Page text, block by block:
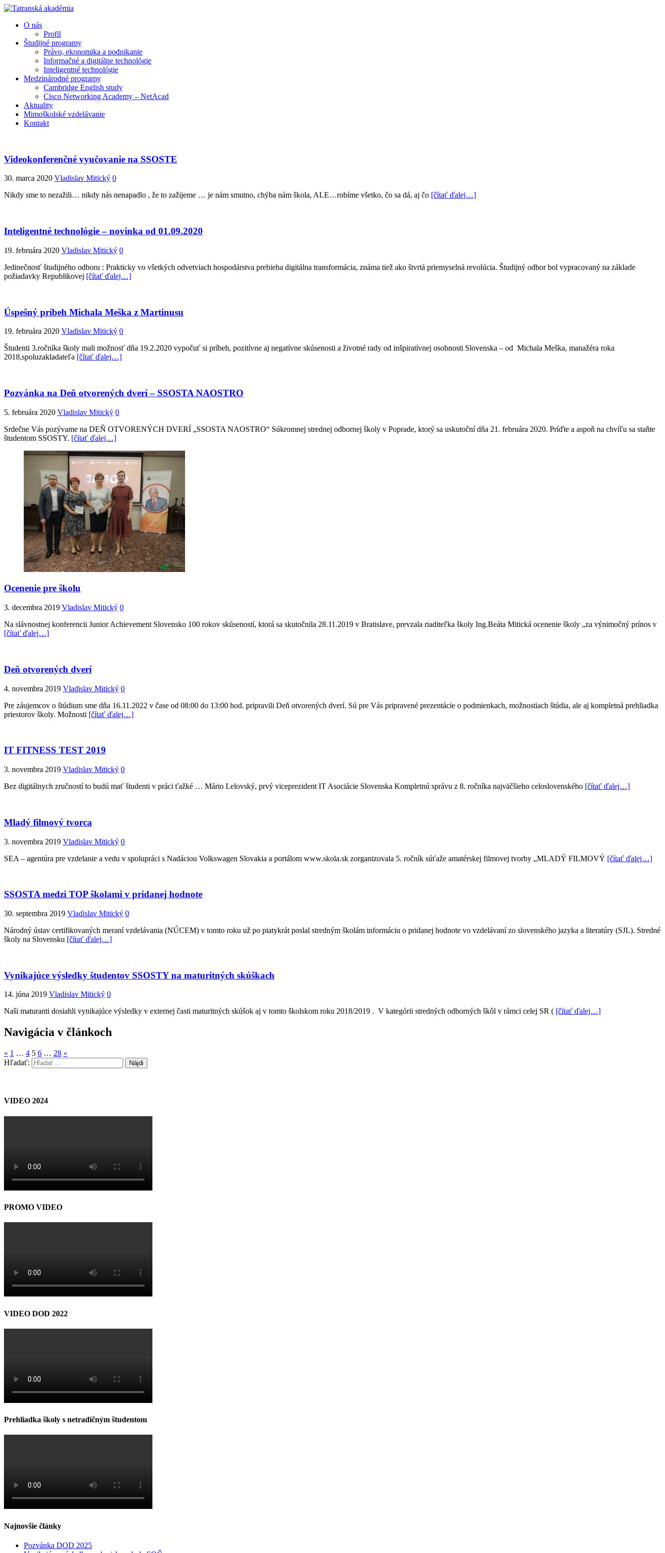
O nás
Profil
Študijné programy
Právo, ekonomika a podnikanie
Informačné a digitálne technológie
Inteligentné technológie
Medzinárodné programy
Cambridge English study
Cisco Networking Academy – NetAcad
Aktuality
Mimoškolské vzdelávanie
Kontakt
Videokonferenčné vyučovanie na SSOSTE
30. marca 2020 Vladislav Mitický 0
Nikdy sme to nezažili… nikdy nás nenapadlo , že to zažijeme … je nám smutno, chýba nám škola, ALE…robíme všetko, čo sa dá, aj čo [čítať ďalej…]
Inteligentné technológie – novinka od 01.09.2020
19. februára 2020 Vladislav Mitický 0
Jedinečnosť študijného odboru : Prakticky vo všetkých odvetviach hospodárstva prebieha digitálna transformácia, známa tiež ako štvrtá priemyselná revolúcia. Študijný odbor bol vypracovaný na základe
požiadavky Republikovej [čítať ďalej…]
Úspešný príbeh Michala Meška z Martinusu
19. februára 2020 Vladislav Mitický 0
Študenti 3.ročníka školy mali možnosť dňa 19.2.2020 vypočuť si príbeh, pozitívne aj negatívne skúsenosti a životné rady od inšpiratívnej osobnosti Slovenska – od Michala Meška, manažéra roka
2018,spoluzakladateľa [čítať ďalej…]
Pozvánka na Deň otvorených dverí – SSOSTA NAOSTRO
5. februára 2020 Vladislav Mitický 0
Srdečne Vás pozývame na DEŇ OTVORENÝCH DVERÍ „SSOSTA NAOSTRO“ Súkromnej strednej odbornej školy v Poprade, ktorý sa uskutoční dňa 21. februára 2020. Príďte a aspoň na chvíľu sa staňte
študentom SSOSTY. [čítať ďalej…]
Ocenenie pre školu
3. decembra 2019 Vladislav Mitický 0
Na slávnostnej konferencii Junior Achievement Slovensko 100 rokov skúseností, ktorá sa skutočnila 28.11.2019 v Bratislave, prevzala riaditeľka školy Ing.Beáta Mitická ocenenie školy „za výnimočný prínos v
[čítať ďalej…]
Deň otvorených dverí
4. novembra 2019 Vladislav Mitický 0
Pre záujemcov o štúdium sme dňa 16.11.2022 v čase od 08:00 do 13:00 hod. pripravili Deň otvorených dverí. Sú pre Vás pripravené prezentácie o podmienkach, možnostiach štúdia, ale aj kompletná prehliadka
priestorov školy. Možnosti [čítať ďalej…]
IT FITNESS TEST 2019
3. novembra 2019 Vladislav Mitický 0
Bez digitálnych zručností to budú mať študenti v práci ťažké … Mário Lelovský, prvý viceprezident IT Asociácie Slovenska Kompletnú správu z 8. ročníka najväčšieho celoslovenského [čítať ďalej…]
Mladý filmový tvorca
3. novembra 2019 Vladislav Mitický 0
SEA – agentúra pre vzdelanie a vedu v spolupráci s Nadáciou Volkswagen Slovakia a portálom www.skola.sk zorganizovala 5. ročník súťaže amatérskej filmovej tvorby „MLADÝ FILMOVÝ [čítať ďalej…]
SSOSTA medzi TOP školami v pridanej hodnote
30. septembra 2019 Vladislav Mitický 0
Národný ústav certifikovaných meraní vzdelávania (NÚCEM) v tomto roku už po piatykrát poslal stredným školám informáciu o pridanej hodnote vo vzdelávaní zo slovenského jazyka a literatúry (SJL). Stredné
školy na Slovensku [čítať ďalej…]
Vynikajúce výsledky študentov SSOSTY na maturitných skúškach
14. júna 2019 Vladislav Mitický 0
Naši maturanti dosiahli vynikajúce výsledky v externej časti maturitných skúšok aj v tomto školskom roku 2018/2019 . V kategórii stredných odborných škôl v rámci celej SR ( [čítať ďalej…]
Navigácia v článkoch
« 1 … 4 5 6 … 28 »
Hľadať:
VIDEO 2024
PROMO VIDEO
VIDEO DOD 2022
Prehliadka školy s netradičným študentom
Najnovšie články
Pozvánka DOD 2025